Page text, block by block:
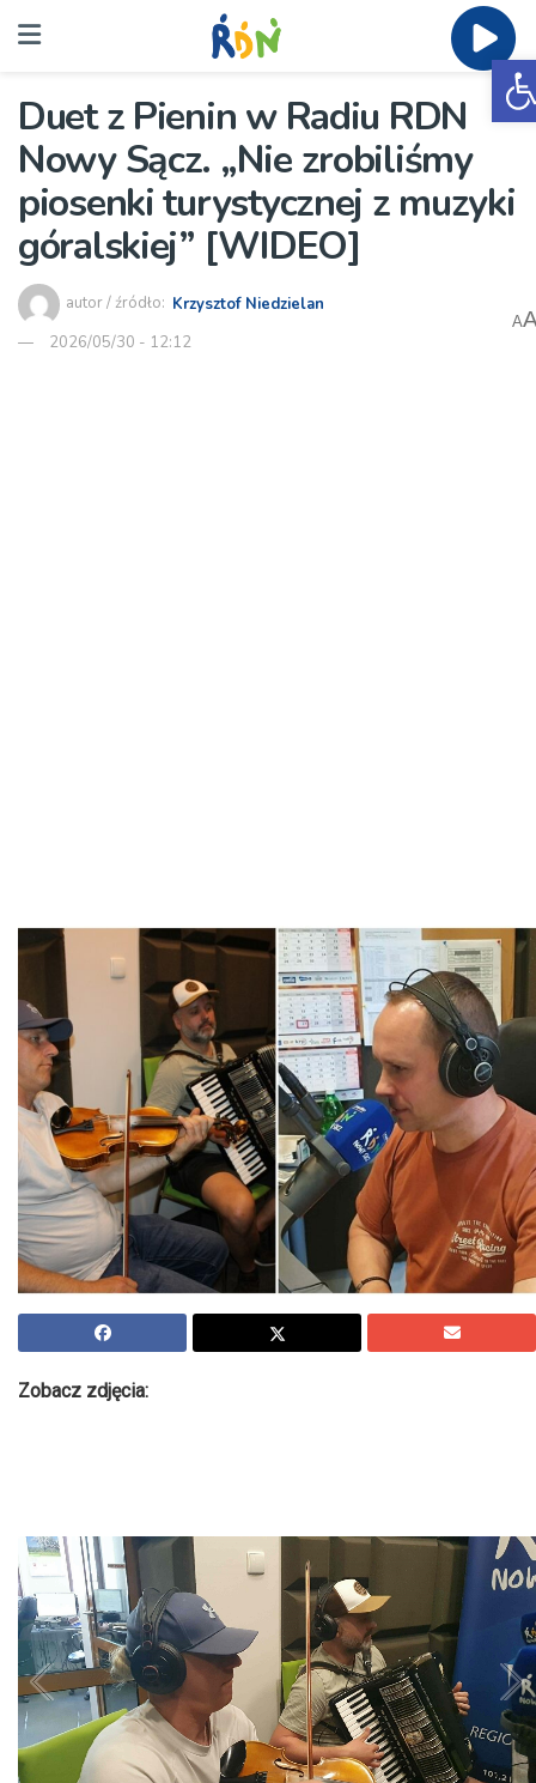
Duet z Pienin w Radiu RDN
Nowy Sącz. „Nie zrobiliśmy
piosenki turystycznej z muzyki
góralskiej” [WIDEO]
autor / źródło: Krzysztof Niedzielan
2026/05/30 - 12:12
A
Zobacz zdjęcia: